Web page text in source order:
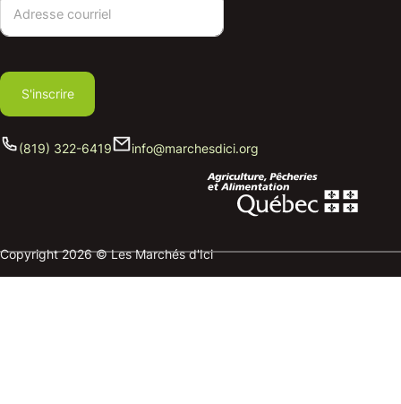
S'inscrire
(819) 322-6419 info@marchesdici.org
Copyright 2026 © Les Marchés d'Ici